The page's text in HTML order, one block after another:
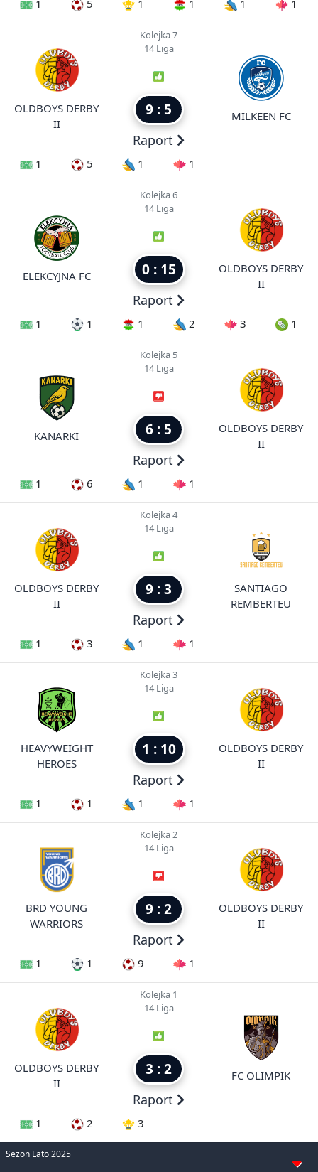
1 5 1 1 1 1
OLDBOYS DERBY
II
Kolejka 7
14 Liga
9 : 5
Raport
MILKEEN FC
1 5 1 1
ELEKCYJNA FC
Kolejka 6
14 Liga
0 : 15
Raport
OLDBOYS DERBY
II
1 1 1 2 3 1
KANARKI
Kolejka 5
14 Liga
6 : 5
Raport
OLDBOYS DERBY
II
1 6 1 1
OLDBOYS DERBY
II
Kolejka 4
14 Liga
9 : 3
Raport
SANTIAGO
REMBERTEU
1 3 1 1
HEAVYWEIGHT
HEROES
Kolejka 3
14 Liga
1 : 10
Raport
OLDBOYS DERBY
II
1 1 1 1
BRD YOUNG
WARRIORS
Kolejka 2
14 Liga
9 : 2
Raport
OLDBOYS DERBY
II
1 1 9 1
OLDBOYS DERBY
II
Kolejka 1
14 Liga
3 : 2
Raport
FC OLIMPIK
1 2 3
Sezon Lato 2025